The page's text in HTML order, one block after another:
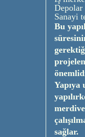
Depolar
Sanayi
Bu
Yapıya
sağlar.